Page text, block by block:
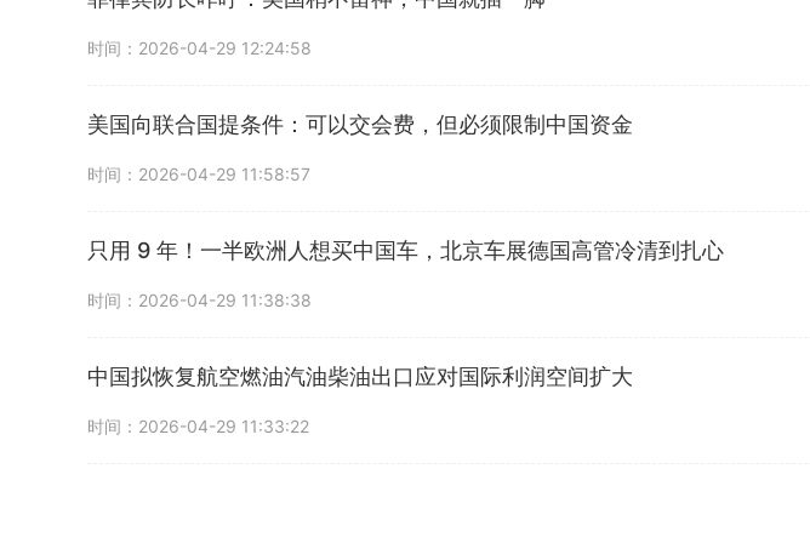
时间：2026-04-29 12:24:58
美国向联合国提条件：可以交会费，但必须限制中国资金
时间：2026-04-29 11:58:57
只用 9 年！一半欧洲人想买中国车，北京车展德国高管冷清到扎心
时间：2026-04-29 11:38:38
中国拟恢复航空燃油汽油柴油出口应对国际利润空间扩大
时间：2026-04-29 11:33:22